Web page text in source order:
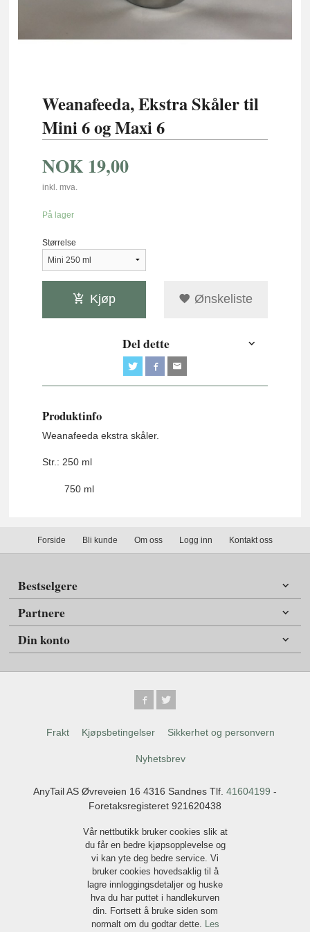
Weanafeeda, Ekstra Skåler til
Mini 6 og Maxi 6
NOK 19,00
inkl. mva.
På lager
Størrelse
Kjøp Ønskeliste
Del dette
Produktinfo
Weanafeeda ekstra skåler.
Str.: 250 ml
750 ml
Forside Bli kunde Om oss Logg inn Kontakt oss
Bestselgere
Partnere
Din konto
Frakt Kjøpsbetingelser Sikkerhet og personvern
Nyhetsbrev
AnyTail AS Øvreveien 16 4316 Sandnes Tlf. 41604199 -
Foretaksregisteret 921620438
Vår nettbutikk bruker cookies slik at
du får en bedre kjøpsopplevelse og
vi kan yte deg bedre service. Vi
bruker cookies hovedsaklig til å
lagre innloggingsdetaljer og huske
hva du har puttet i handlekurven
din. Fortsett å bruke siden som
normalt om du godtar dette. Les